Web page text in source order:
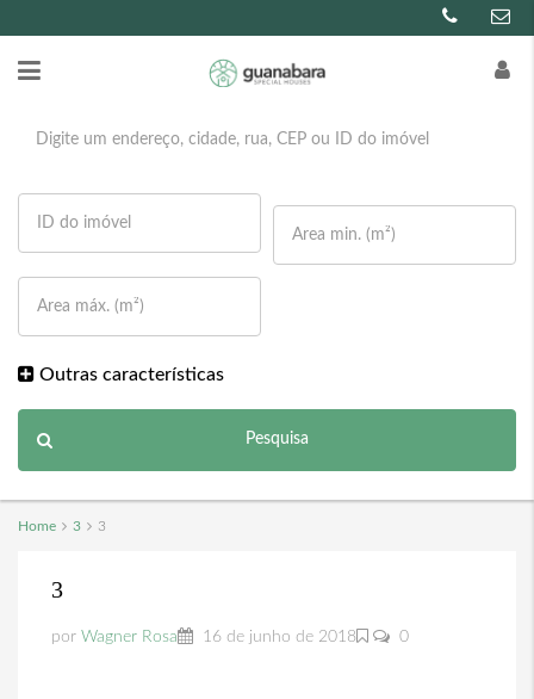
Outras características
Pesquisa
Home 3 3
3
por Wagner Rosa 16 de junho de 2018 0